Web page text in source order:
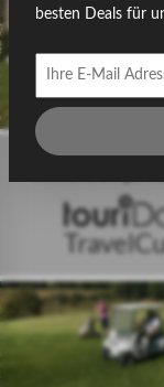
besten Deals für